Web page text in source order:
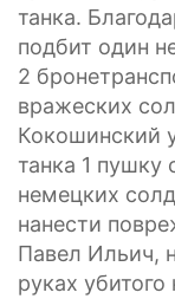
танка.
подбит один
2
вражеских
Кокошинский
танка 1 пушку
немецких
нанести
Павел Ильич,
руках